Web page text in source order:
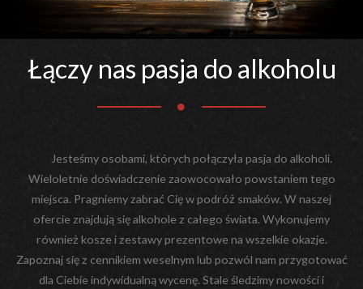
Łączy nas pasja do alkoholu
Jesteśmy osobami, których połączyła pasja do alkoholi.
Wieloletnie doświadczenie zaowocowało powstaniem tego
miejsca. Pragniemy zabrać Cię w podróż smaków. W naszej
ofercie znajdują się alkohole z całego świata. Wykonujemy
również kosze i zestawy prezentowe na wszelkie okazje.
Zapoznaj się z cennikiem weselnym lub pozwól nam przygotować
dla Ciebie indywidualną wycenę. Stale śledzimy nowości i